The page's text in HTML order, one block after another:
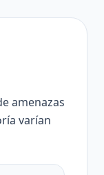
amenazas
varían